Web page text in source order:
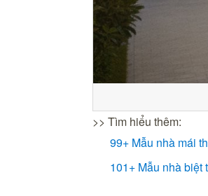
>> Tìm hiểu thêm:
99+ Mẫu nhà mái
101+ Mẫu nhà biệt